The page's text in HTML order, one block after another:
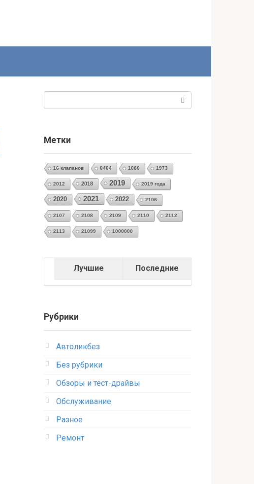
Метки
16 клапанов 0404 1080 1973
2012 2018 2019 2019 года
2020 2021 2022 2106
2107 2108 2109 2110 2112
2113 21099 1000000
Лучшие Последние
Рубрики
Автоликбез
Без рубрики
Обзоры и тест-драйвы
Обслуживание
Разное
Ремонт